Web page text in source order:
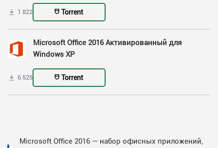
1 822 Torrent
Microsoft Office 2016 Активированный для
Windows XP
6 525 Torrent
Microsoft Office 2016 — набор офисных приложений,